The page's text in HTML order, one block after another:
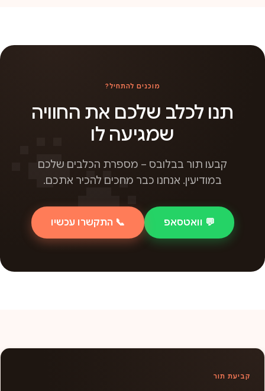
מוכנים להתחיל?
תנו לכלב שלכם את החוויה
שמגיעה לו
קבעו תור בבלובס – מספרת הכלבים שלכם
במודיעין. אנחנו כבר מחכים להכיר אתכם.
💬 וואטסאפ 📞 התקשרו עכשיו
קביעת תור